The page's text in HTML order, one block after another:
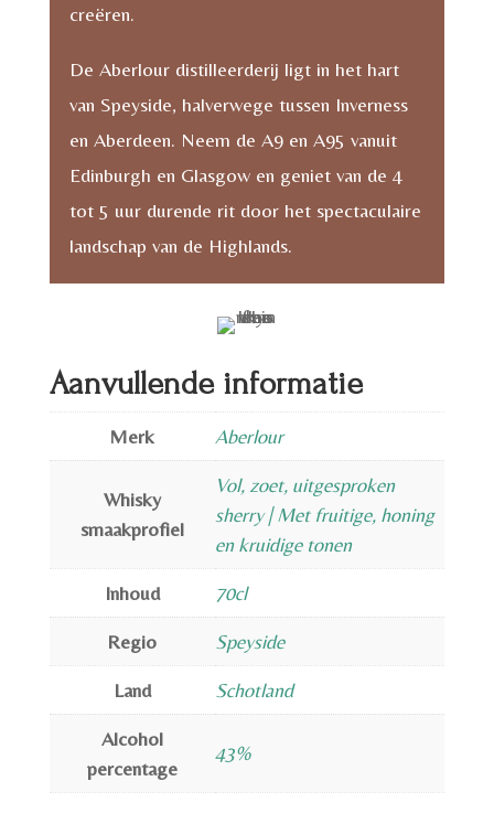
creëren.
De Aberlour distilleerderij ligt in het hart
van Speyside, halverwege tussen Inverness
en Aberdeen. Neem de A9 en A95 vanuit
Edinburgh en Glasgow en geniet van de 4
tot 5 uur durende rit door het spectaculaire
landschap van de Highlands.
Aanvullende informatie
Merk Aberlour
Whisky
smaakprofiel
Vol, zoet, uitgesproken
sherry | Met fruitige, honing
en kruidige tonen
Inhoud 70cl
Regio Speyside
Land Schotland
Alcohol
percentage
43%